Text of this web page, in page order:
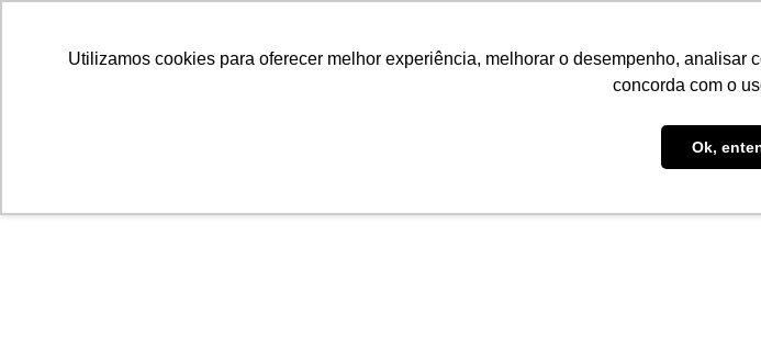
Utilizamos cookies para oferecer melhor experiência, melhorar o desempenho,
concorda com o
Ok,